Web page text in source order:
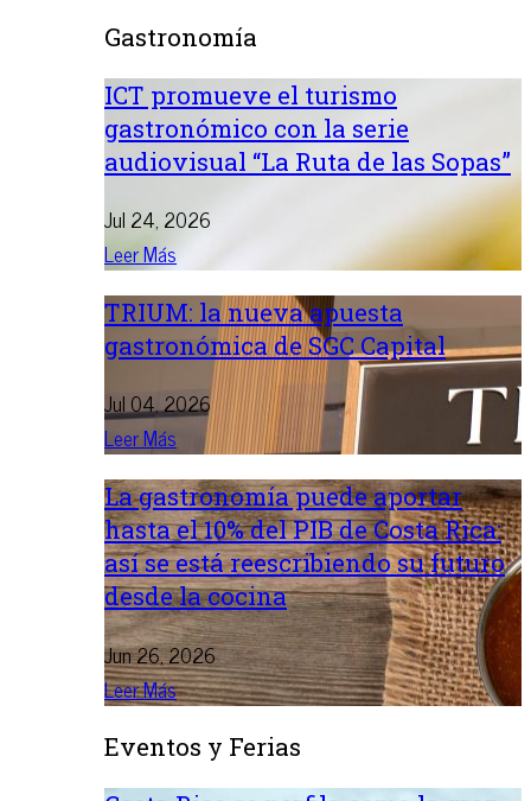
Gastronomía
ICT promueve el turismo
gastronómico con la serie
audiovisual “La Ruta de las Sopas”
Jul 24, 2026
Leer Más
TRIUM: la nueva apuesta
gastronómica de SGC Capital
Jul 04, 2026
Leer Más
La gastronomía puede aportar
hasta el 10% del PIB de Costa Rica:
así se está reescribiendo su futuro
desde la cocina
Jun 26, 2026
Leer Más
Eventos y Ferias